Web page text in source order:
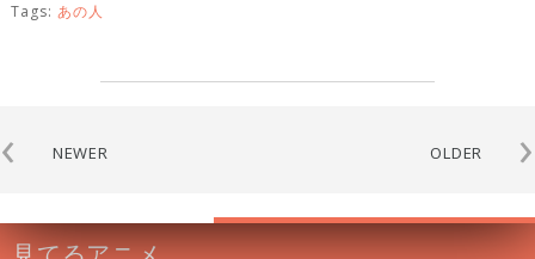
Tags: あの人
‹ NEWER OLDER ›